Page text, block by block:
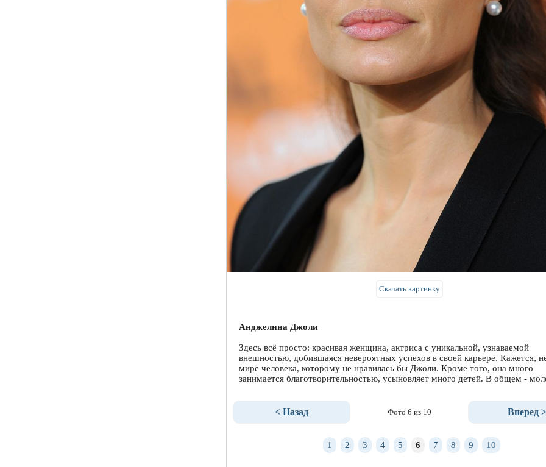
Скачать картинку
Анджелина Джоли
Здесь всё просто: красивая женщина, актриса с уникальной, узнаваемой
внешностью, добившаяся невероятных успехов в своей карьере. Кажется,
мире человека, которому не нравилась бы Джоли. Кроме того, она много
занимается благотворительностью, усыновляет много детей. В общем -
< Назад Фото 6 из 10 Вперед >
1 2 3 4 5 6 7 8 9 10